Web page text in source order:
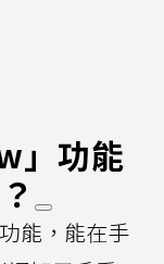
」功能
能，能在手